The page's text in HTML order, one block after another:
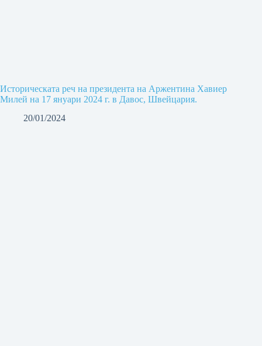
Историческата реч на президента на Аржентина Хавиер
Милей на 17 януари 2024 г. в Давос, Швейцария.
20/01/2024